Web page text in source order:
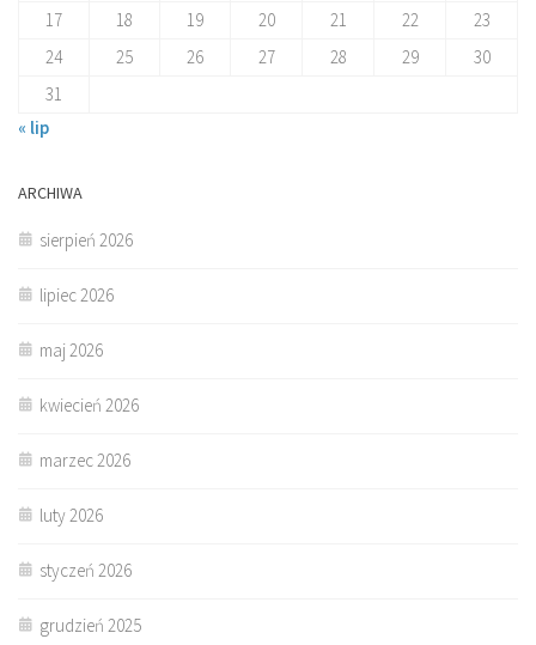
17
18 19 20 21 22
23
24
25 26 27 28 29
30
31
« lip
ARCHIWA
sierpień 2026
lipiec 2026
maj 2026
kwiecień 2026
marzec 2026
luty 2026
styczeń 2026
grudzień 2025